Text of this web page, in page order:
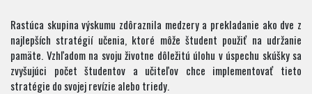
Rastúca skupina výskumu zdôraznila medzery a prekladanie ako dve z
najlepších stratégií učenia, ktoré môže študent použiť na udržanie
pamäte. Vzhľadom na svoju životne dôležitú úlohu v úspechu skúšky sa
zvyšujúci počet študentov a učiteľov chce implementovať tieto
stratégie do svojej revízie alebo triedy.